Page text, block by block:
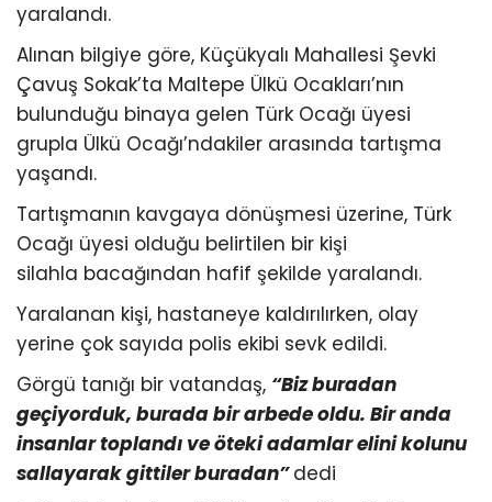
yaralandı.
Alınan bilgiye göre, Küçükyalı Mahallesi Şevki
Çavuş Sokak’ta Maltepe Ülkü Ocakları’nın
bulunduğu binaya gelen Türk Ocağı üyesi
grupla Ülkü Ocağı’ndakiler arasında tartışma
yaşandı.
Tartışmanın kavgaya dönüşmesi üzerine, Türk
Ocağı üyesi olduğu belirtilen bir kişi
silahla bacağından hafif şekilde yaralandı.
Yaralanan kişi, hastaneye kaldırılırken, olay
yerine çok sayıda polis ekibi sevk edildi.
Görgü tanığı bir vatandaş, “Biz buradan
geçiyorduk, burada bir arbede oldu. Bir anda
insanlar toplandı ve öteki adamlar elini kolunu
sallayarak gittiler buradan”dedi